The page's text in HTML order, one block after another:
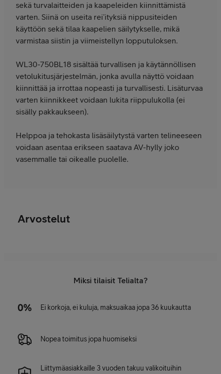
sekä turvalaitteiden ja kaapeleiden kiinnittämistä
varten. Siinä on useita rei’ityksiä nippusiteiden
käyttöön sekä tilaa kaapelien säilytykselle, mikä
varmistaa siistin ja viimeistellyn lopputuloksen.
WL30-750BL18 sisältää turvallisen ja käytännöllisen
vetolukitusjärjestelmän, jonka avulla näyttö voidaan
kiinnittää ja irrottaa nopeasti ja turvallisesti. Lisäturvaa
varten kiinnikkeet voidaan lukita riippulukolla (ei
sisälly pakkaukseen).
Helppoa ja tehokasta lisäsäilytystä varten telineeseen
voidaan asentaa erikseen saatava AV-hylly joko
vasemmalle tai oikealle puolelle.
Arvostelut
Miksi tilaisit Telialta?
Ei korkoja, ei kuluja, maksuaikaa jopa 36 kuukautta
Nopea toimitus jopa huomiseksi
Liittymäasiakkaille 3 vuoden takuu valikoituihin